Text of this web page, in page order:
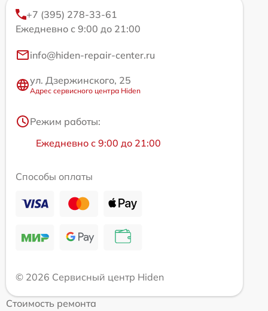
+7 (395) 278-33-61
Ежедневно с 9:00 до 21:00
info@hiden-repair-center.ru
ул. Дзержинского, 25
Адрес сервисного центра Hiden
Режим работы:
Ежедневно с 9:00 до 21:00
Способы оплаты
© 2026 Сервисный центр Hiden
Стоимость ремонта